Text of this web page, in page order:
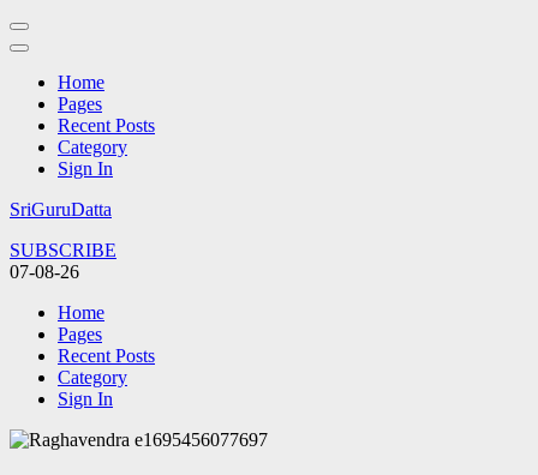
Home
Pages
Recent Posts
Category
Sign In
Skip
content
(Press
SriGuruDatta
SUBSCRIBE
07-08-26
Home
Pages
Recent Posts
Category
Sign In